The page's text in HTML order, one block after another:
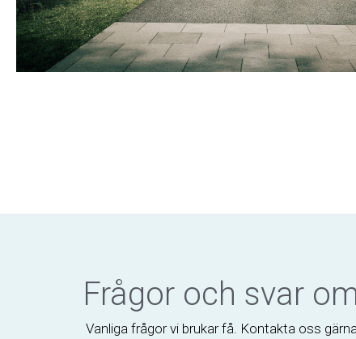
Frågor och svar
Vanliga frågor vi brukar få. Kontakta oss